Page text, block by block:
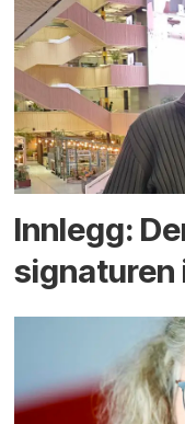
Innlegg:
signaturen